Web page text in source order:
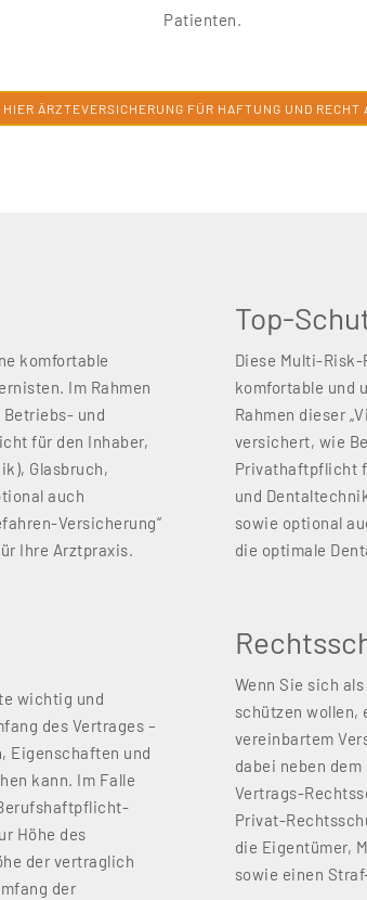
Patienten.
HIER ÄRZTEVERSICHERUNG FÜR HAFTUNG UND RECHT
komfortable
Im Rahmen
und
für den Inhaber,
Glasbruch,
auch
Versicherung“
Ihre Arztpraxis.
wichtig und
des Vertrages –
Eigenschaften und
kann. Im Falle
Höhe des
der vertraglich
der
Top-
Diese Multi-
komfortable und
Rahmen dieser
versichert, wie
Privathaftpflicht
und
sowie optional
die optimale
Wenn Sie sich
schützen wollen,
vereinbartem
dabei neben
Vertrags-
Privat-
die Eigentümer,
sowie einen